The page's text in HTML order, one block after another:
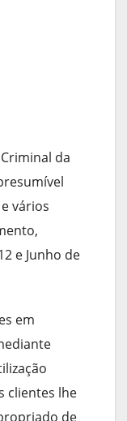
da
vários
e Junho de
em
clientes lhe
de